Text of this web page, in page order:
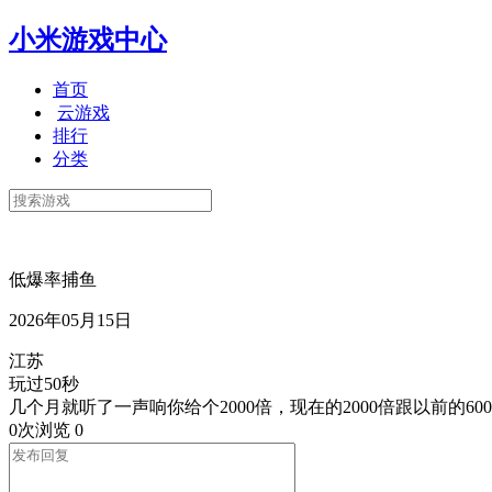
小米游戏中心
首页
云游戏
排行
分类
低爆率捕鱼
2026年05月15日
江苏
玩过50秒
几个月就听了一声响你给个2000倍，现在的2000倍跟以前的
0次浏览 0